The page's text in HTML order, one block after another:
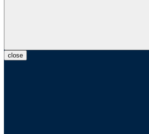
close